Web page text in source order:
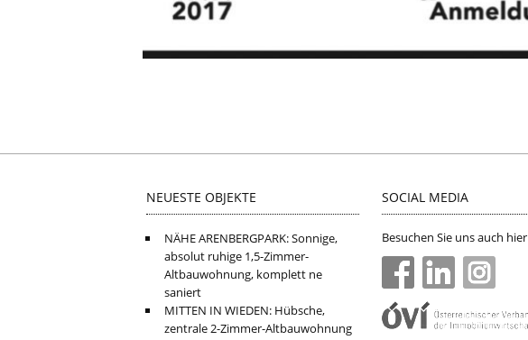
NEUESTE OBJEKTE
NÄHE ARENBERGPARK: Sonnige,
absolut ruhige 1,5-Zimmer-
Altbauwohnung, komplett ne
saniert
MITTEN IN WIEDEN: Hübsche,
zentrale 2-Zimmer-Altbauwohnung
SOCIAL MEDIA
Besuchen Sie uns auch hier